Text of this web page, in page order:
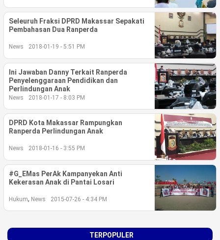
©
Copyright
2026
berita-
sulsel.com
.
All
Right
Reserved
Seleuruh Fraksi DPRD Makassar Sepakati
Pembahasan Dua Ranperda
News 2018-01-19 - 5:51 PM
Ini Jawaban Danny Terkait Ranperda
Penyelenggaraan Pendidikan dan
Perlindungan Anak
News 2018-01-17 - 8:03 PM
DPRD Kota Makassar Rampungkan
Ranperda Perlindungan Anak
News 2018-01-16 - 3:55 PM
#G_EMas PerAk Kampanyekan Anti
Kekerasan Anak di Pantai Losari
Hukum, News 2015-07-26 - 4:34 PM
TERPOPULER